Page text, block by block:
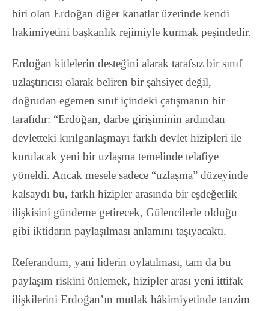
biri olan Erdoğan diğer kanatlar üzerinde kendi
hakimiyetini başkanlık rejimiyle kurmak peşindedir.
Erdoğan kitlelerin desteğini alarak tarafsız bir sınıf
uzlaştırıcısı olarak beliren bir şahsiyet değil,
doğrudan egemen sınıf içindeki çatışmanın bir
tarafıdır: “Erdoğan, darbe girişiminin ardından
devletteki kırılganlaşmayı farklı devlet hizipleri ile
kurulacak yeni bir uzlaşma temelinde telafiye
yöneldi. Ancak mesele sadece “uzlaşma” düzeyinde
kalsaydı bu, farklı hizipler arasında bir eşdeğerlik
ilişkisini gündeme getirecek, Gülencilerle olduğu
gibi iktidarın paylaşılması anlamını taşıyacaktı.
Referandum, yani liderin oylatılması, tam da bu
paylaşım riskini önlemek, hizipler arası yeni ittifak
ilişkilerini Erdoğan’ın mutlak hâkimiyetinde tanzim